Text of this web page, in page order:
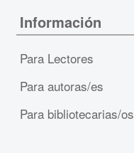
Información
Para Lectores
Para autoras/es
Para bibliotecarias/os